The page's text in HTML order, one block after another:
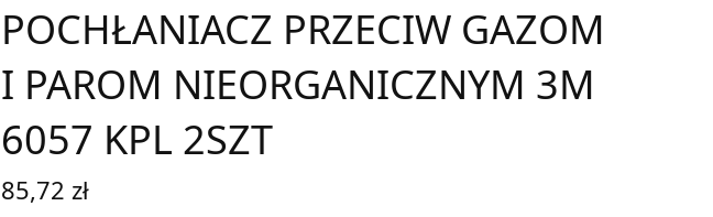
POCHŁANIACZ PRZECIW GAZOM
I PAROM NIEORGANICZNYM 3M
6057 KPL 2SZT
85,72 zł